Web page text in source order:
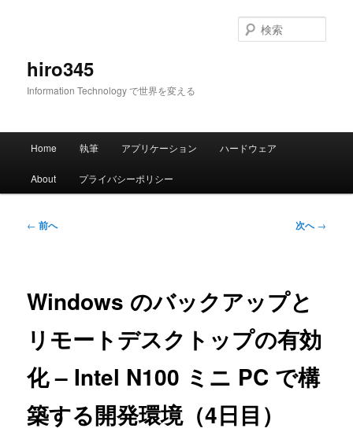
hiro345
Information Technology で世界を変える
索
メ
Home 執筆 アプリケーション ハードウェア
About プライバシーポリシー
投
ー
ョ
ン
← 前へ 次へ→
Windows のバックアップと
リモートデスクトップの有効
化 – Intel N100 ミニ PC で構
築する開発環境（4日目）